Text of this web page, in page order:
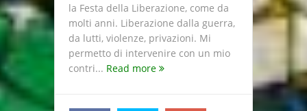
la Festa della Liberazione, come da
molti anni. Liberazione dalla guerra,
da lutti, violenze, privazioni. Mi
permetto di intervenire con un mio
contri... Read more